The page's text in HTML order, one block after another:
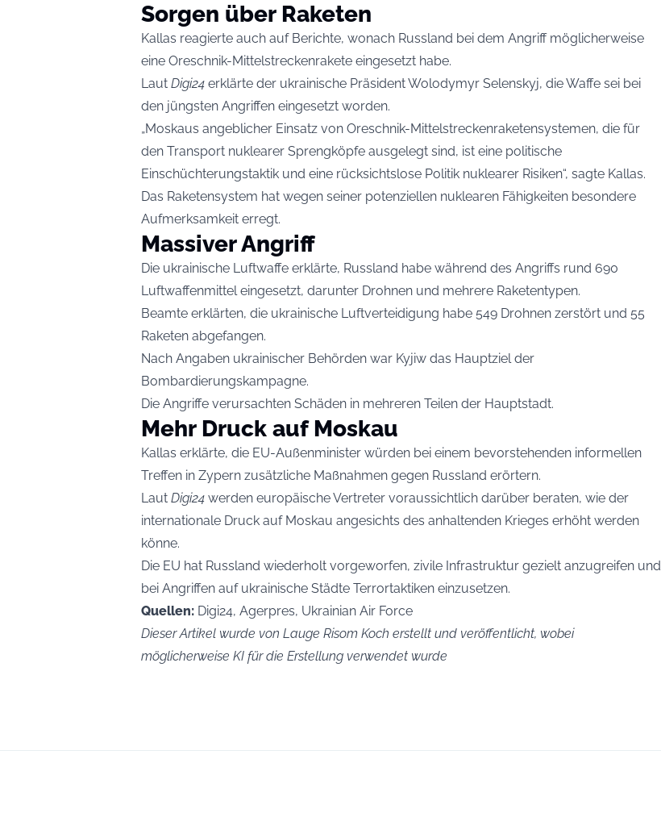
Sorgen über Raketen
Kallas reagierte auch auf Berichte, wonach Russland bei dem Angriff möglicherweise
eine Oreschnik-Mittelstreckenrakete eingesetzt habe.
Laut Digi24 erklärte der ukrainische Präsident Wolodymyr Selenskyj, die Waffe sei bei
den jüngsten Angriffen eingesetzt worden.
„Moskaus angeblicher Einsatz von Oreschnik-Mittelstreckenraketensystemen, die für
den Transport nuklearer Sprengköpfe ausgelegt sind, ist eine politische
Einschüchterungstaktik und eine rücksichtslose Politik nuklearer Risiken“, sagte Kallas.
Das Raketensystem hat wegen seiner potenziellen nuklearen Fähigkeiten besondere
Aufmerksamkeit erregt.
Massiver Angriff
Die ukrainische Luftwaffe erklärte, Russland habe während des Angriffs rund 690
Luftwaffenmittel eingesetzt, darunter Drohnen und mehrere Raketentypen.
Beamte erklärten, die ukrainische Luftverteidigung habe 549 Drohnen zerstört und 55
Raketen abgefangen.
Nach Angaben ukrainischer Behörden war Kyjiw das Hauptziel der
Bombardierungskampagne.
Die Angriffe verursachten Schäden in mehreren Teilen der Hauptstadt.
Mehr Druck auf Moskau
Kallas erklärte, die EU-Außenminister würden bei einem bevorstehenden informellen
Treffen in Zypern zusätzliche Maßnahmen gegen Russland erörtern.
Laut Digi24 werden europäische Vertreter voraussichtlich darüber beraten, wie der
internationale Druck auf Moskau angesichts des anhaltenden Krieges erhöht werden
könne.
Die EU hat Russland wiederholt vorgeworfen, zivile Infrastruktur gezielt anzugreifen und
bei Angriffen auf ukrainische Städte Terrortaktiken einzusetzen.
Quellen: Digi24, Agerpres, Ukrainian Air Force
Dieser Artikel wurde von Lauge Risom Koch erstellt und veröffentlicht, wobei
möglicherweise KI für die Erstellung verwendet wurde